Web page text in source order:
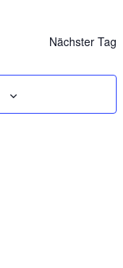
Nächster Tag